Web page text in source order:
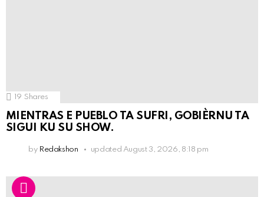
19 Shares
MIENTRAS E PUEBLO TA SUFRI, GOBIÈRNU TA
SIGUI KU SU SHOW.
by Redakshon updated August 3, 2026, 8:18 pm